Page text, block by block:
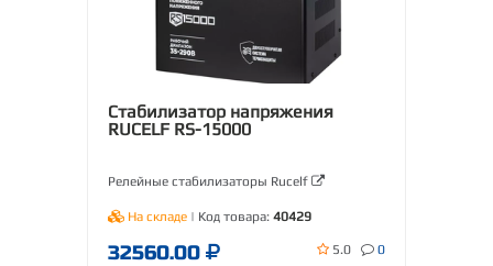
Стабилизатор напряжения
RUCELF RS-15000
Релейные стабилизаторы Rucelf
На складе | Код товара: 40429
32560.00 5.0 0